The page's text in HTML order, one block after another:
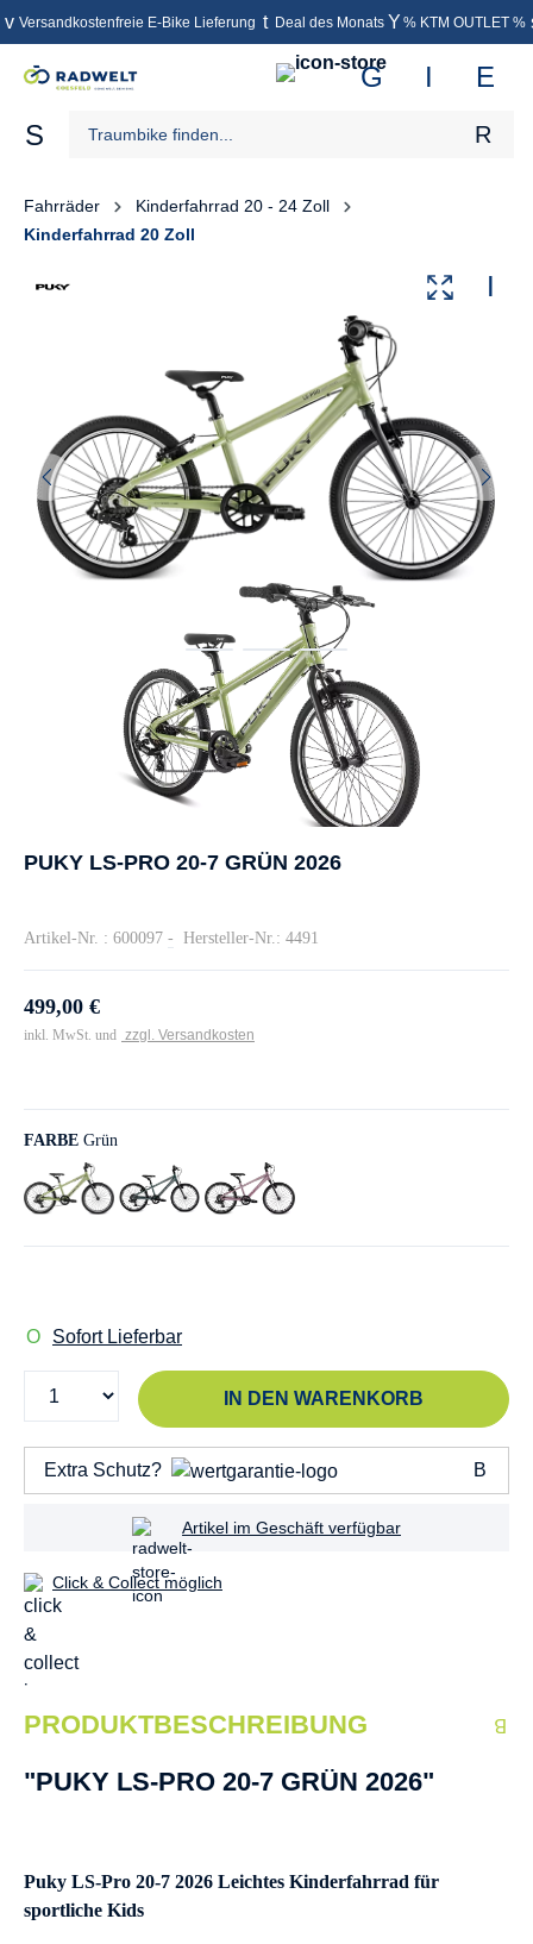
springen
Versandkostenfreie E-Bike Lieferung Deal des Monats % KTM OUTLET %
Fahrräder
Kinderfahrrad 20 - 24 Zoll
Kinderfahrrad 20 Zoll
PUKY LS-PRO 20-7 GRÜN 2026
Artikel-Nr. : 600097 - Hersteller-Nr.: 4491
499,00 €
inkl. MwSt. und zzgl. Versandkosten
FARBE Grün
Sofort Lieferbar
IN DEN WARENKORB
Extra Schutz?
Artikel im Geschäft verfügbar
Click & Collect möglich
PRODUKTBESCHREIBUNG
"PUKY LS-PRO 20-7 GRÜN 2026"
Puky LS-Pro 20-7 2026 Leichtes Kinderfahrrad für
sportliche Kids